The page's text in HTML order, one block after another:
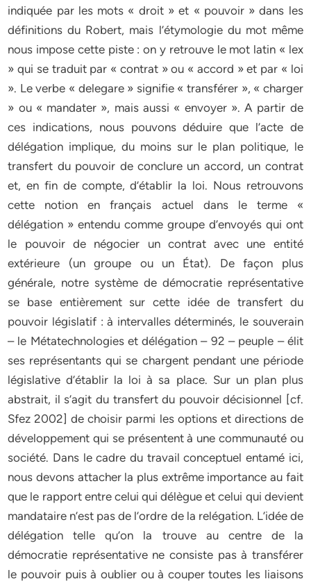
indiquée par les mots « droit » et « pouvoir » dans les
définitions du Robert, mais l’étymologie du mot même
nous impose cette piste : on y retrouve le mot latin « lex
» qui se traduit par « contrat » ou « accord » et par « loi
». Le verbe « delegare » signifie « transférer », « charger
» ou « mandater », mais aussi « envoyer ». A partir de
ces indications, nous pouvons déduire que l’acte de
délégation implique, du moins sur le plan politique, le
transfert du pouvoir de conclure un accord, un contrat
et, en fin de compte, d’établir la loi. Nous retrouvons
cette notion en français actuel dans le terme «
délégation » entendu comme groupe d’envoyés qui ont
le pouvoir de négocier un contrat avec une entité
extérieure (un groupe ou un État). De façon plus
générale, notre système de démocratie représentative
se base entièrement sur cette idée de transfert du
pouvoir législatif : à intervalles déterminés, le souverain
– le Métatechnologies et délégation – 92 – peuple – élit
ses représentants qui se chargent pendant une période
législative d’établir la loi à sa place. Sur un plan plus
abstrait, il s’agit du transfert du pouvoir décisionnel [cf.
Sfez 2002] de choisir parmi les options et directions de
développement qui se présentent à une communauté ou
société. Dans le cadre du travail conceptuel entamé ici,
nous devons attacher la plus extrême importance au fait
que le rapport entre celui qui délègue et celui qui devient
mandataire n’est pas de l’ordre de la relégation. L’idée de
délégation telle qu’on la trouve au centre de la
démocratie représentative ne consiste pas à transférer
le pouvoir puis à oublier ou à couper toutes les liaisons